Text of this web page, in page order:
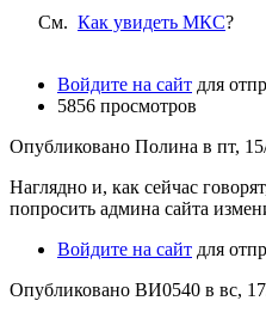
См. Как увидеть МКС?
Войдите на сайт для
5856 просмотров
Опубликовано Полина в пт,
Наглядно и, как сейчас
попросить админа сайта
Войдите на сайт для
Опубликовано ВИ0540 в вс,